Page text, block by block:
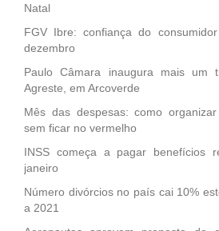
Natal
FGV Ibre: confiança do
dezembro
Paulo Câmara inaugura mais um
Agreste, em Arcoverde
Mês das despesas: como
sem ficar no vermelho
INSS começa a pagar benefícios
janeiro
Número divórcios no país cai 10%
a 2021